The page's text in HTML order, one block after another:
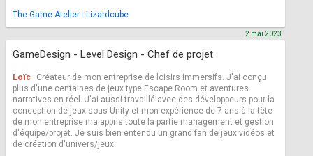
The Game Atelier - Lizardcube
GameDesign - Level Design - Chef de projet
2 mai 2023
Loïc
Créateur de mon entreprise de loisirs immersifs. J'ai conçu
plus d'une centaines de jeux type Escape Room et aventures
narratives en réel. J'ai aussi travaillé avec des développeurs pour la
conception de jeux sous Unity et mon expérience de 7 ans à la tête
de mon entreprise ma appris toute la partie management et gestion
d'équipe/projet. Je suis bien entendu un grand fan de jeux vidéos et
de création d'univers/jeux.